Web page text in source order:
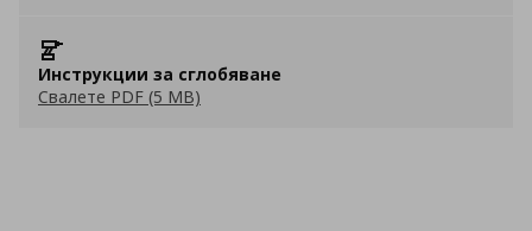
Инструкции за сглобяване
Свалете PDF (5 MB)